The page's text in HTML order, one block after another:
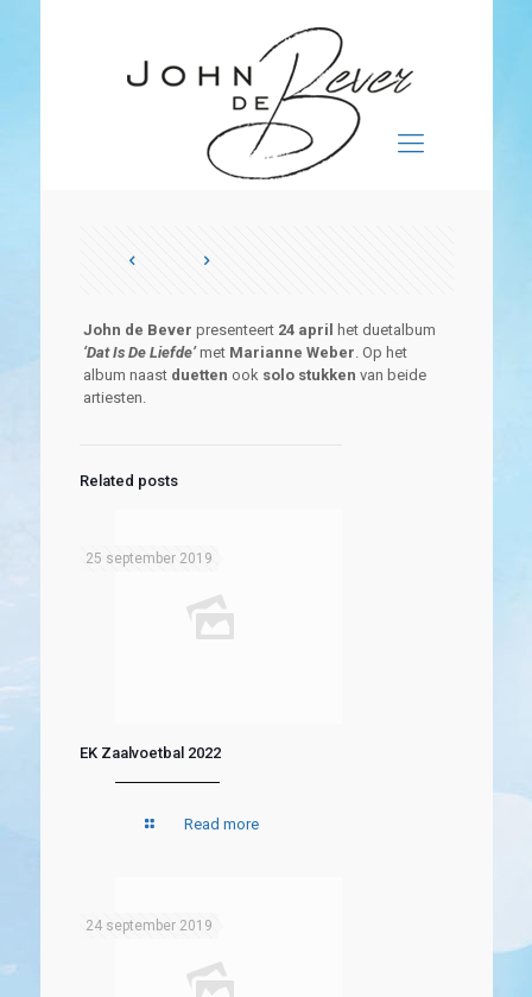
John de Bever presenteert 24 april
het duetalbum
‘Dat Is De Liefde’met Marianne Weber. Op het
album naast duetten ook solo stukken van beide
artiesten.
Related posts
25 september 2019
EK Zaalvoetbal 2022
Read more
24 september 2019